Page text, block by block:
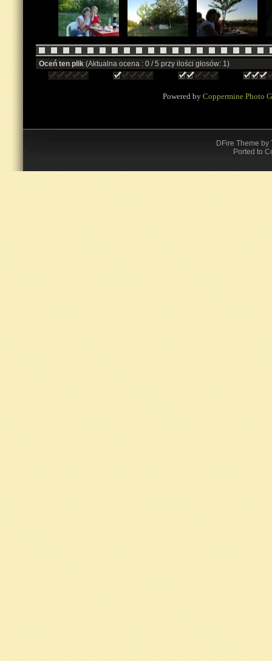
Oceń ten plik (Aktualna ocena : 0 / 5 przy ilości głosów: 1)
Powered by Coppermine Photo
DFire Theme by
Ported to